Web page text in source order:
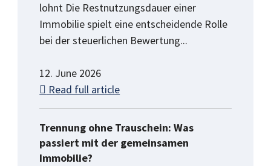
lohnt Die Restnutzungsdauer einer
Immobilie spielt eine entscheidende Rolle
bei der steuerlichen Bewertung...
12. June 2026
Read full article
Trennung ohne Trauschein: Was
passiert mit der gemeinsamen
Immobilie?